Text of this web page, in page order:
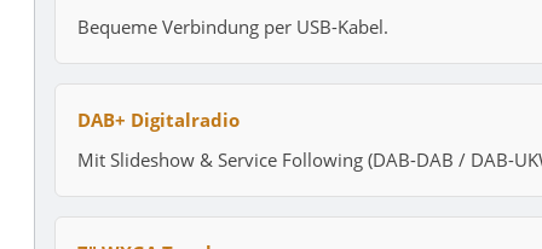
Bequeme Verbindung per USB-Kabel.
DAB+ Digitalradio
Mit Slideshow & Service Following (DAB-DAB / DAB-